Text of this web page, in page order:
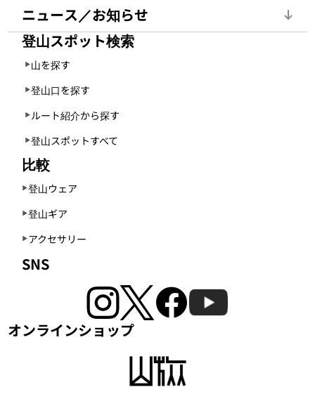
ニュース／お知らせ
登山スポット検索
山を探す
登山口を探す
ルート紹介から探す
登山スポットすべて
比較
登山ウェア
登山ギア
アクセサリー
SNS
オンラインショップ